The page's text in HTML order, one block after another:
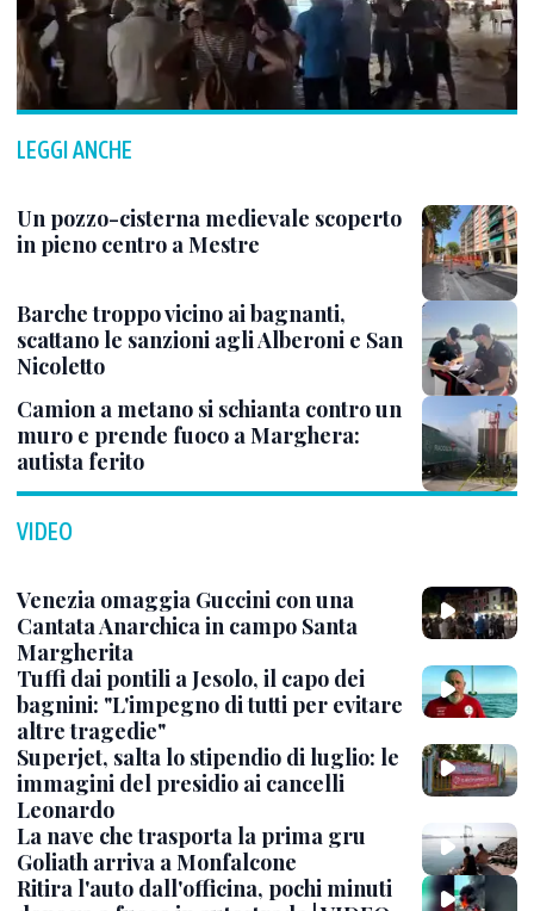
LEGGI ANCHE
Un pozzo-cisterna medievale scoperto
in pieno centro a Mestre
Barche troppo vicino ai bagnanti,
scattano le sanzioni agli Alberoni e San
Nicoletto
Camion a metano si schianta contro un
muro e prende fuoco a Marghera:
autista ferito
VIDEO
Venezia omaggia Guccini con una
Cantata Anarchica in campo Santa
Margherita
Tuffi dai pontili a Jesolo, il capo dei
bagnini: "L'impegno di tutti per evitare
altre tragedie"
Superjet, salta lo stipendio di luglio: le
immagini del presidio ai cancelli
Leonardo
La nave che trasporta la prima gru
Goliath arriva a Monfalcone
Ritira l'auto dall'officina, pochi minuti